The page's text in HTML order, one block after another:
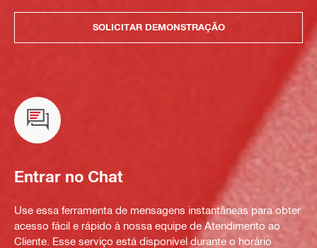
SOLICITAR DEMONSTRAÇÃO
Entrar no Chat
Use essa ferramenta de mensagens instantâneas para obter
acesso fácil e rápido à nossa equipe de Atendimento ao
Cliente. Esse serviço está disponível durante o horário